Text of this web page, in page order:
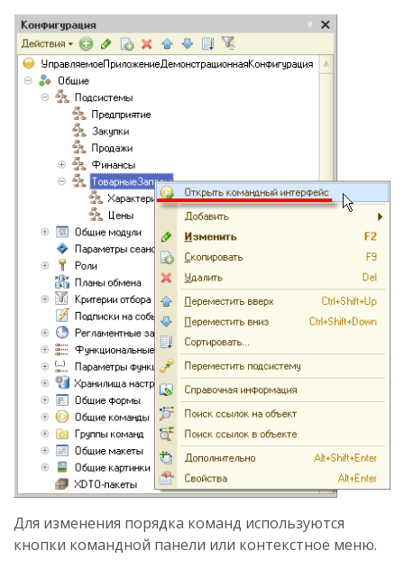
Для изменения порядка команд используются
кнопки командной панели или контекстное меню.